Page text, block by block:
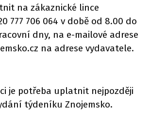
na zákaznické lince
777 706 064 v době od 8.00 do
dny, na e-mailové adrese
na adrese vydavatele.
je potřeba uplatnit nejpozději
týdeníku Znojemsko.